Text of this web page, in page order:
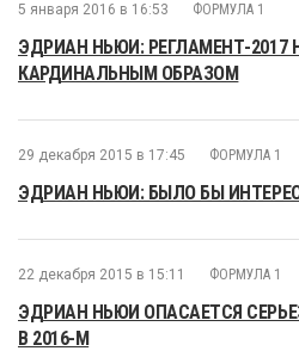
5 января 2016 в 16:53 ФОРМУЛА 1
ЭДРИАН НЬЮИ: РЕГЛАМЕНТ-2017
КАРДИНАЛЬНЫМ ОБРАЗОМ
29 декабря 2015 в 17:45 ФОРМУЛА 1
ЭДРИАН НЬЮИ: БЫЛО БЫ
22 декабря 2015 в 15:11 ФОРМУЛА 1
ЭДРИАН НЬЮИ ОПАСАЕТСЯ
В 2016-М